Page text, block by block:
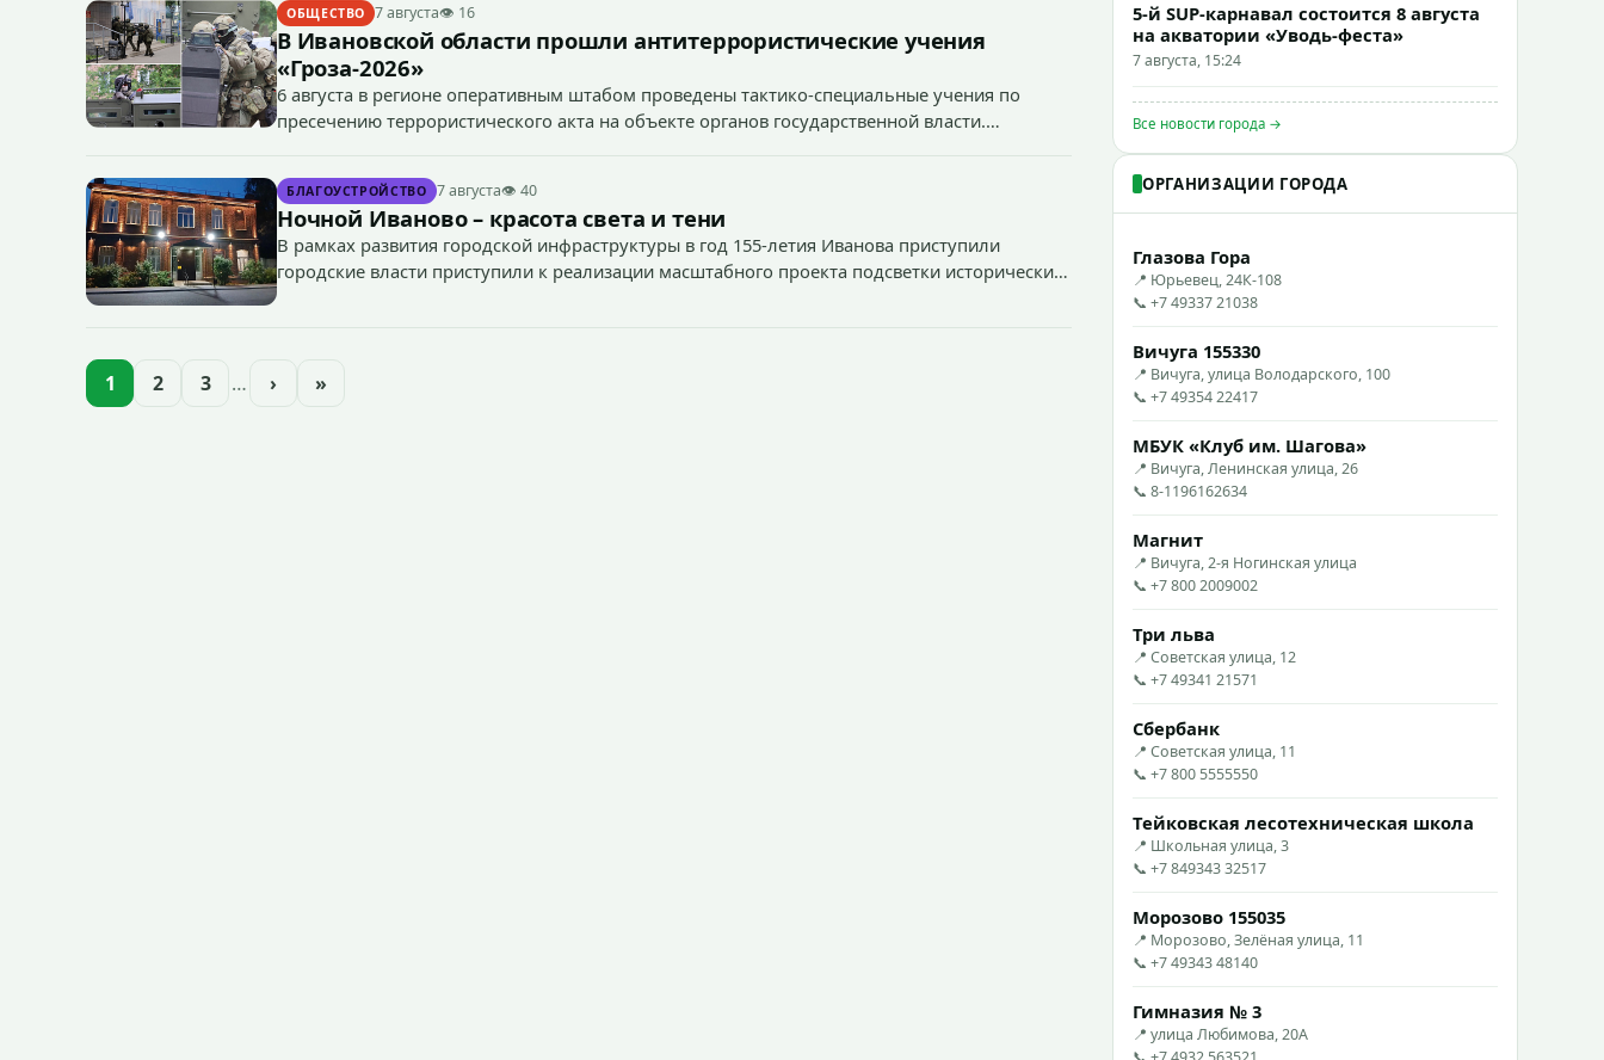
ОБЩЕСТВО 7 августа👁 16
В Ивановской области прошли антитеррористические учения
«Гроза-2026»
6 августа в регионе оперативным штабом проведены тактико-специальные учения по
пресечению террористического акта на объекте органов государственной власти.
БЛАГОУСТРОЙСТВО 7 августа👁 40
Ночной Иваново – красота света и тени
В рамках развития городской инфраструктуры в год 155-летия Иванова приступили
городские власти приступили к реализации масштабного проекта подсветки исторических
1 2 3 … › »
5-й SUP-карнавал состоится 8 августа
на акватории «Уводь-феста»
7 августа, 15:24
Все новости города →
ОРГАНИЗАЦИИ ГОРОДА
Глазова Гора
📍 Юрьевец, 24К-108
📞 +7 49337 21038
Вичуга 155330
📍 Вичуга, улица Володарского, 100
📞 +7 49354 22417
МБУК «Клуб им. Шагова»
📍 Вичуга, Ленинская улица, 26
📞 8-1196162634
Магнит
📍 Вичуга, 2-я Ногинская улица
📞 +7 800 2009002
Три льва
📍 Советская улица, 12
📞 +7 49341 21571
Сбербанк
📍 Советская улица, 11
📞 +7 800 5555550
Тейковская лесотехническая школа
📍 Школьная улица, 3
📞 +7 849343 32517
Морозово 155035
📍 Морозово, Зелёная улица, 11
📞 +7 49343 48140
Гимназия № 3
📍 улица Любимова, 20А